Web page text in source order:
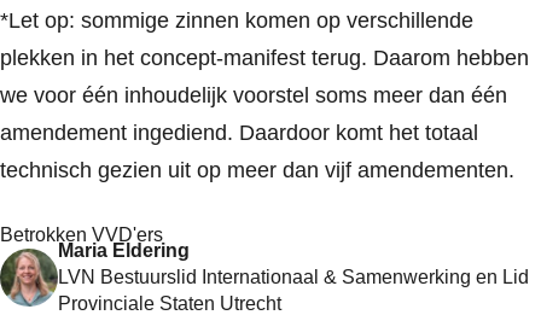
*Let op: sommige zinnen komen op verschillende
plekken in het concept-manifest terug. Daarom hebben
we voor één inhoudelijk voorstel soms meer dan één
amendement ingediend. Daardoor komt het totaal
technisch gezien uit op meer dan vijf amendementen.
Betrokken VVD'ers
Maria Eldering
LVN Bestuurslid Internationaal & Samenwerking en Lid
Provinciale Staten Utrecht